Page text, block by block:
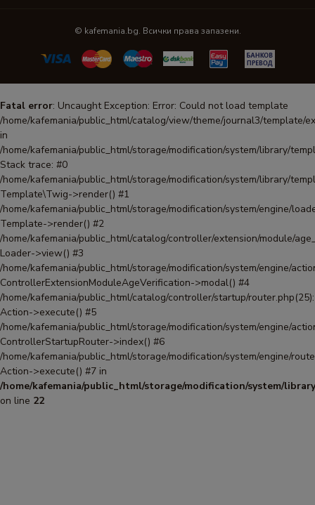
© kafemania.bg. Всички права запазени.
Fatal error: Uncaught Exception: Error: Could not load template
/home/kafemania/public_html/catalog/view/theme/journal3/template/
in
/home/kafemania/public_html/storage/modification/system/library/
Stack trace: #0
/home/kafemania/public_html/storage/modification/system/library/
Template\Twig->render() #1
/home/kafemania/public_html/storage/modification/system/engine/
Template->render() #2
/home/kafemania/public_html/catalog/controller/extension/module/
Loader->view() #3
/home/kafemania/public_html/storage/modification/system/engine/
ControllerExtensionModuleAgeVerification->modal() #4
/home/kafemania/public_html/catalog/controller/startup/router.php(25):
Action->execute() #5
/home/kafemania/public_html/storage/modification/system/engine/
ControllerStartupRouter->index() #6
/home/kafemania/public_html/storage/modification/system/engine/
Action->execute() #7 in
/home/kafemania/public_html/storage/modification/system/
on line 22